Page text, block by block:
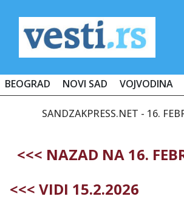
BEOGRAD NOVI SAD VOJVODINA
SANDZAKPRESS.NET - 16.
<<< NAZAD NA 16.
<<< VIDI 15.2.2026